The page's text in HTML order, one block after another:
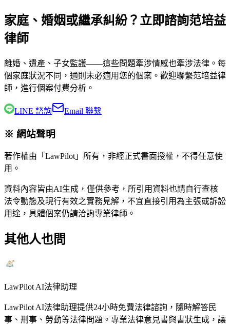
家庭、婚姻或繼承糾紛？立即諮詢范培益
律師
離婚、遺產、子女監護——這些問題牽涉情感也牽涉法律。每
個家庭狀況不同，通則未必適用您的個案。歡迎聯繫范培益律
師 ，進行個案付費分析。
LINE 諮詢 Email 聯繫
※ 網站聲明
著作權由「LawPilot」所有，非經正式書面授權，不得任意使
用。
資料內容皆由AI生成，僅供參考，所引用資料也請自行查核
法令動態及現行有效之實務見解，不宜直接引用為主張或訴訟
用途，具體個案仍請洽詢專業律師。
其他人也問
LawPilot AI法律助理
LawPilot AI法律助理提供24小時免費法律諮詢，隨時解答民
事、刑事、勞動等法律問題。專業法律意見書與書狀生成，讓